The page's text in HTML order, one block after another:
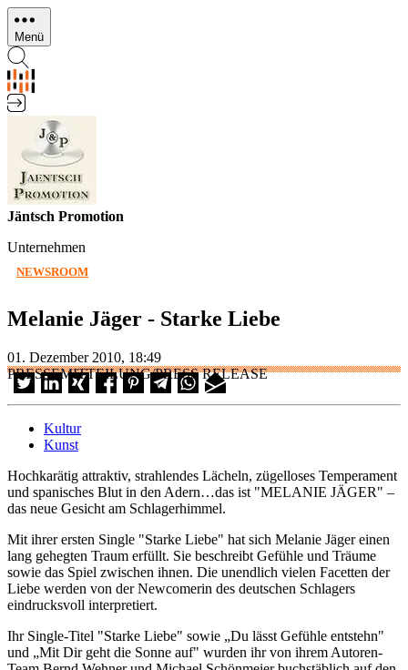
Direkt
zum
Inhalt
Menü
Jäntsch Promotion
Unternehmen
NEWSROOM
Melanie Jäger - Starke Liebe
01. Dezember 2010, 18:49
PRESSEMITTEILUNG/PRESS RELEASE
Kultur
Kunst
Hochkarätig attraktiv, strahlendes Lächeln, zügelloses Temperament
und spanisches Blut in den Adern…das ist "MELANIE JÄGER" –
das neue Gesicht am Schlagerhimmel.
Mit ihrer ersten Single "Starke Liebe" hat sich Melanie Jäger einen
lang gehegten Traum erfüllt. Sie beschreibt Gefühle und Träume
sowie das Spiel zwischen ihnen. Die unendlich vielen Facetten der
Liebe werden von der Newcomerin des deutschen Schlagers
eindrucksvoll interpretiert.
Ihr Single-Titel "Starke Liebe" sowie „Du lässt Gefühle entstehn"
und „Mit Dir geht die Sonne auf" wurden ihr von ihrem Autoren-